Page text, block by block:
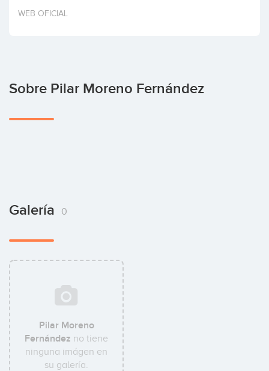
Invertir
WEB OFICIAL
Sobre Pilar Moreno Fernández
Galería 0
Pilar Moreno
Fernández no tiene
ninguna imágen en
su galería.